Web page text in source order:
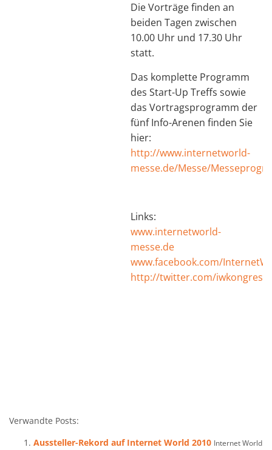
Die Vorträge finden an
beiden Tagen zwischen
10.00 Uhr und 17.30 Uhr
statt.
Das komplette Programm
des Start-Up Treffs sowie
das Vortragsprogramm der
fünf Info-Arenen finden Sie
hier:
http://www.internetworld-
messe.de/Messe/
Links:
www.internetworld-
messe.de
www.facebook.com/
http://twitter.com/iwkongress
Verwandte Posts:
Aussteller-Rekord auf Internet World 2010 Internet World